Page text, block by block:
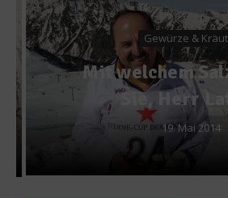
Gewürze & Kräuter
Mit welchem Salz
Sie, Herr
19. Mai 2014